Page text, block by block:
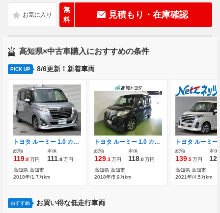
無
料
見積もり・在庫確認
高知県×中古車購入におすすめの条件
PICK UP 8/6更新！新着車両
トヨタ ルーミー 1.0 カスタム G S 純正ナビ(AM/FM/CD/BT/ワンセグ/AUX)両側パ
総額
119 .8万円
本体
111 .8万円
高知県 高知市
2018年/1.7万km
トヨタ ルーミー 1.0 カスタム G-T
総額
129 .3万円
本体
118 .0万円
高知県 高知市
2018年/5.9万km
総額
139 .5万円
本体
高知県 高知市
2021年/4.5万km
おすすめ お買い得な低走行車両